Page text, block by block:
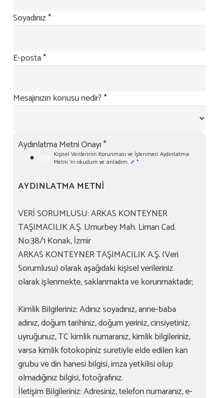
Soyadınız*
E-posta*
Mesajınızın konusu nedir?*
Aydınlatma Metni Onayı*
Kişisel Verilerinin Korunması ve İşlenmesi Aydınlatma
Metni 'ni okudum ve anladım. ⬈ *
AYDINLATMA METNİ
VERİ SORUMLUSU: ARKAS KONTEYNER
TAŞIMACILIK A.Ş. Umurbey Mah. Liman Cad.
No:38/1 Konak, İzmir
ARKAS KONTEYNER TAŞIMACILIK A.Ş. (Veri
Sorumlusu) olarak aşağıdaki kişisel verileriniz
olarak işlenmekte, saklanmakta ve korunmaktadır;
Kimlik Bilgileriniz: Adınız soyadınız, anne-baba
adınız, doğum tarihiniz, doğum yeriniz, cinsiyetiniz,
uyruğunuz, TC kimlik numaranız, kimlik bilgileriniz,
varsa kimlik fotokopiniz suretiyle elde edilen kan
grubu ve din hanesi bilgisi, imza yetkilisi olup
olmadığınız bilgisi, fotoğrafınız.
İletişim Bilgileriniz: Adresiniz, telefon numaranız, e-